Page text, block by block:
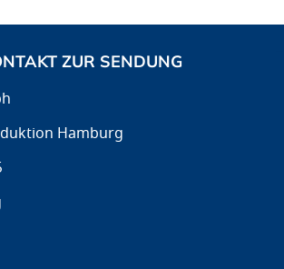
ZUR SENDUNG
Hamburg